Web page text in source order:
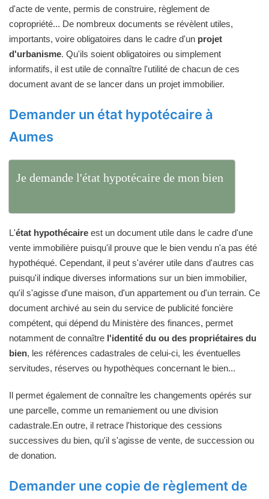
d'acte de vente, permis de construire, règlement de
copropriété... De nombreux documents se révèlent utiles,
importants, voire obligatoires dans le cadre d'un projet
d'urbanisme. Qu'ils soient obligatoires ou simplement
informatifs, il est utile de connaître l'utilité de chacun de ces
document avant de se lancer dans un projet immobilier.
Demander un état hypotécaire à
Aumes
Je demande l'état hypotécaire de mon bien
L'état hypothécaire est un document utile dans le cadre d'une
vente immobilière puisqu'il prouve que le bien vendu n'a pas été
hypothéqué. Cependant, il peut s'avérer utile dans d'autres cas
puisqu'il indique diverses informations sur un bien immobilier,
qu'il s'agisse d'une maison, d'un appartement ou d'un terrain. Ce
document archivé au sein du service de publicité foncière
compétent, qui dépend du Ministère des finances, permet
notamment de connaître l'identité du ou des propriétaires du
bien, les références cadastrales de celui-ci, les éventuelles
servitudes, réserves ou hypothèques concernant le bien...
Il permet également de connaître les changements opérés sur
une parcelle, comme un remaniement ou une division
cadastrale.En outre, il retrace l'historique des cessions
successives du bien, qu'il s'agisse de vente, de succession ou
de donation.
Demander une copie de règlement de